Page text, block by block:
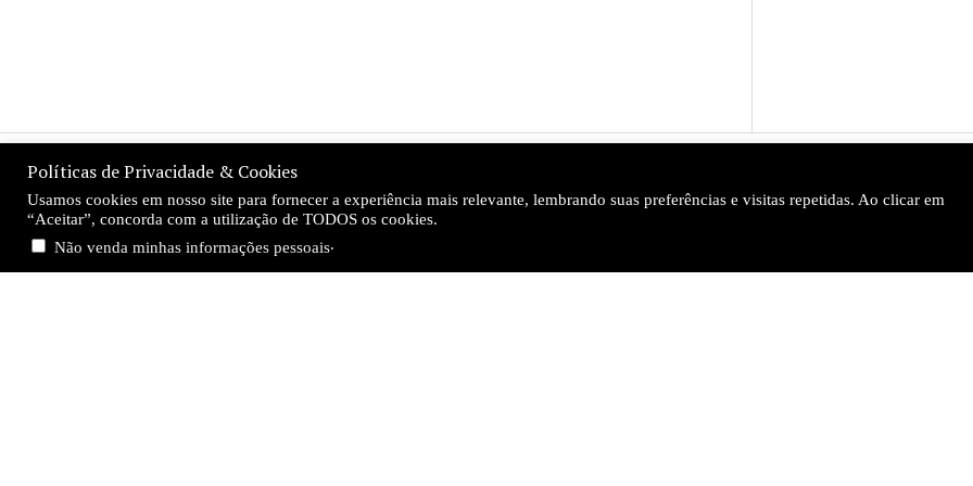
Políticas de Privacidade & Cookies
Usamos cookies em nosso site para fornecer a experiência mais relevante, lembrando suas preferências e visitas repetidas. Ao clicar em
“Aceitar”, concorda com a utilização de TODOS os cookies.
Não venda minhas informações pessoais.